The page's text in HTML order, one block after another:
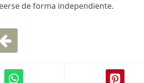
de forma independiente.